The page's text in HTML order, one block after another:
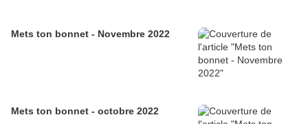
Mets ton bonnet - Novembre 2022
Mets ton bonnet - octobre 2022